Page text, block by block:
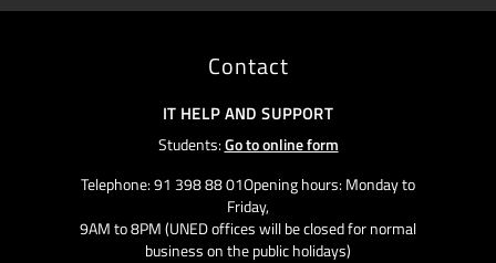
Contact
IT HELP AND SUPPORT
Students:Go to online form
Telephone: 91 398 88 01Opening hours: Monday to
Friday,
9AM to 8PM (UNED offices will be closed for normal
business on the public holidays)